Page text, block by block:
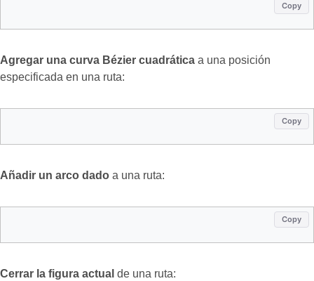
Copy
Agregar una curva Bézier cuadrática a una posición
especificada en una ruta:
Copy
Añadir un arco dado a una ruta:
Copy
Cerrar la figura actual de una ruta: